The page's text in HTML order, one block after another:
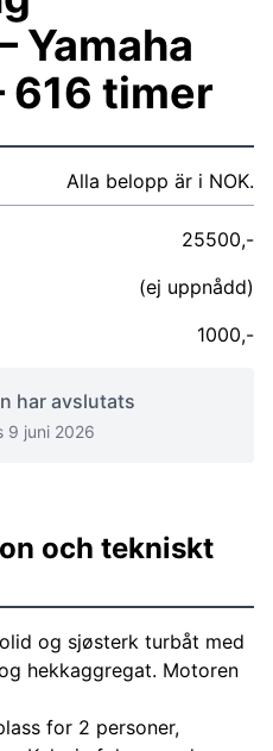
Yamaha
616 timer
Alla belopp är i NOK.
25500,-
(ej uppnådd)
1000,-
har avslutats
9 juni 2026
och tekniskt
og sjøsterk turbåt med
hekkaggregat. Motoren
for 2 personer,